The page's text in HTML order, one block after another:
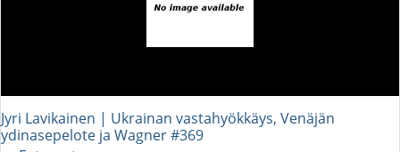
Jyri Lavikainen | Ukrainan vastahyökkäys, Venäjän
ydinasepelote ja Wagner #369